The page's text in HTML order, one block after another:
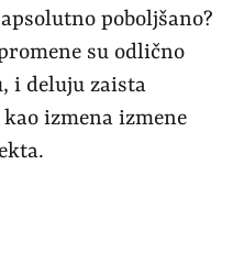
poboljšano?
su odlično
i deluju zaista
izmena izmene